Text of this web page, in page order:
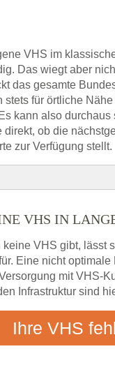
VHS im
Das wiegt aber
das gesamte
stets für örtliche
kann also
direkt, ob die
zur Verfügung stellt.
Region rund um
Angebote zum
kommt es bei
VHS IN
VHS gibt, lässt
Eine nicht
mit VHS-
Infrastruktur sind
Ihre VHS